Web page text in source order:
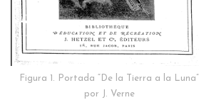
Figura 1. Portada “De la Tierra a la Luna”
por J. Verne